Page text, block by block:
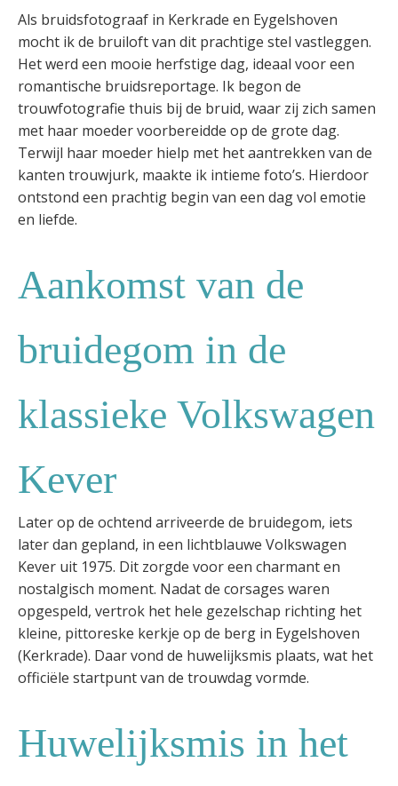
Als bruidsfotograaf in Kerkrade en Eygelshoven
mocht ik de bruiloft van dit prachtige stel vastleggen.
Het werd een mooie herfstige dag, ideaal voor een
romantische bruidsreportage. Ik begon de
trouwfotografie thuis bij de bruid, waar zij zich samen
met haar moeder voorbereidde op de grote dag.
Terwijl haar moeder hielp met het aantrekken van de
kanten trouwjurk, maakte ik intieme foto’s. Hierdoor
ontstond een prachtig begin van een dag vol emotie
en liefde.
Aankomst van de
bruidegom in de
klassieke Volkswagen
Kever
Later op de ochtend arriveerde de bruidegom, iets
later dan gepland, in een lichtblauwe Volkswagen
Kever uit 1975. Dit zorgde voor een charmant en
nostalgisch moment. Nadat de corsages waren
opgespeld, vertrok het hele gezelschap richting het
kleine, pittoreske kerkje op de berg in Eygelshoven
(Kerkrade). Daar vond de huwelijksmis plaats, wat het
officiële startpunt van de trouwdag vormde.
Huwelijksmis in het